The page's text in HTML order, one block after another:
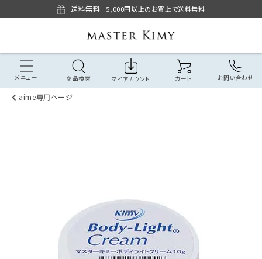
送料無料 5,000円以上のお買上で送料無料
メニュー 商品検索 マイアカウント カート お問い合わせ
aime専用ページ